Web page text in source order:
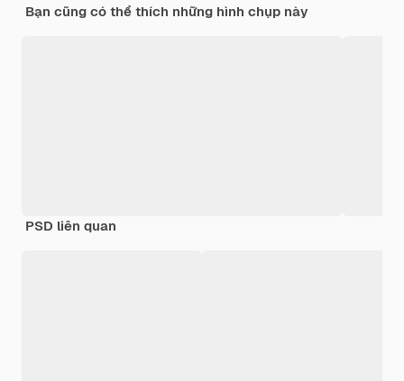
Bạn cũng có thể thích những hình chụp này
PSD liên quan